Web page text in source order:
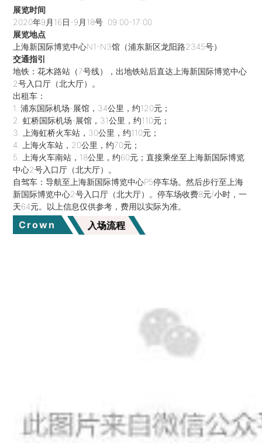
展览时间
2020年9月16日-9月18号 09:00-17:00
展览地点
上海新国际博览中心N1-N3馆（浦东新区龙阳路2345号）
交通指引
地铁：花木路站（7号线），出地铁站后直达上海新国际博览中心
2号入口厅（北大厅）。
出租车：
1. 浦东国际机场-展馆，34公里，约120元；
2. 虹桥国际机场-展馆，31公里，约110元；
3. 上海虹桥火车站，30公里，约110元；
4. 上海火车站，20公里，约70元；
5. 上海火车南站，18公里，约60元；直接乘坐至上海新国际博览
中心2号入口厅（北大厅）。
自驾车：导航至上海新国际博览中心P5停车场。然后步行至上海
新国际博览中心2号入口厅（北大厅）。停车场收费8元/小时，一
天64元。以上信息仅供参考，费用以实际为准。
Crown 入场流程